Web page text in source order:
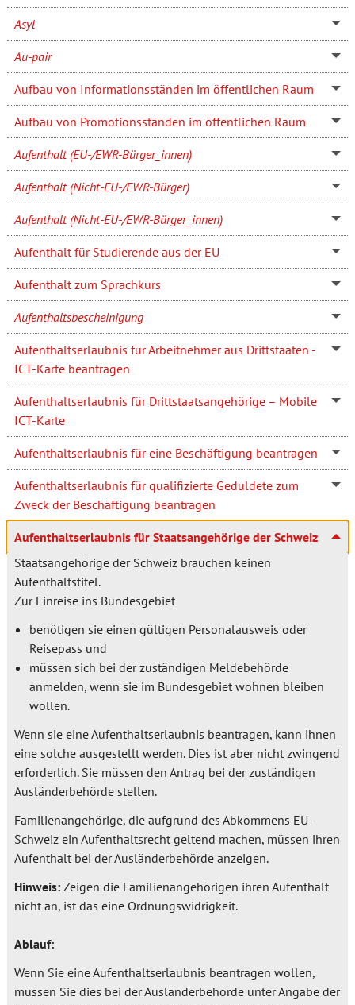
Asyl
Au-pair
Aufbau von Informationsständen im öffentlichen Raum
Aufbau von Promotionsständen im öffentlichen Raum
Aufenthalt (EU-/EWR-Bürger_innen)
Aufenthalt (Nicht-EU-/EWR-Bürger)
Aufenthalt (Nicht-EU-/EWR-Bürger_innen)
Aufenthalt für Studierende aus der EU
Aufenthalt zum Sprachkurs
Aufenthaltsbescheinigung
Aufenthaltserlaubnis für Arbeitnehmer aus Drittstaaten -
ICT-Karte beantragen
Aufenthaltserlaubnis für Drittstaatsangehörige – Mobile
ICT-Karte
Aufenthaltserlaubnis für eine Beschäftigung beantragen
Aufenthaltserlaubnis für qualifizierte Geduldete zum
Zweck der Beschäftigung beantragen
Aufenthaltserlaubnis für Staatsangehörige der Schweiz
Staatsangehörige der Schweiz brauchen keinen
Aufenthaltstitel.
Zur Einreise ins Bundesgebiet
benötigen sie einen gültigen Personalausweis oder
Reisepass und
müssen sich bei der zuständigen Meldebehörde
anmelden, wenn sie im Bundesgebiet wohnen bleiben
wollen.
Wenn sie eine Aufenthaltserlaubnis beantragen, kann ihnen
eine solche ausgestellt werden. Dies ist aber nicht zwingend
erforderlich. Sie müssen den Antrag bei der zuständigen
Ausländerbehörde stellen.
Familienangehörige, die aufgrund des Abkommens EU-
Schweiz ein Aufenthaltsrecht geltend machen, müssen ihren
Aufenthalt bei der Ausländerbehörde anzeigen.
Hinweis:Zeigen die Familienangehörigen ihren Aufenthalt
nicht an, ist das eine Ordnungswidrigkeit.
Ablauf:
Wenn Sie eine Aufenthaltserlaubnis beantragen wollen,
müssen Sie dies bei der Ausländerbehörde unter Angabe der